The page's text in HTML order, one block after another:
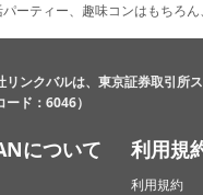
ーティー、趣味コンはもちろ
リンクバルは、東京証券取引所
ード：6046）
について 利用規
利用規約